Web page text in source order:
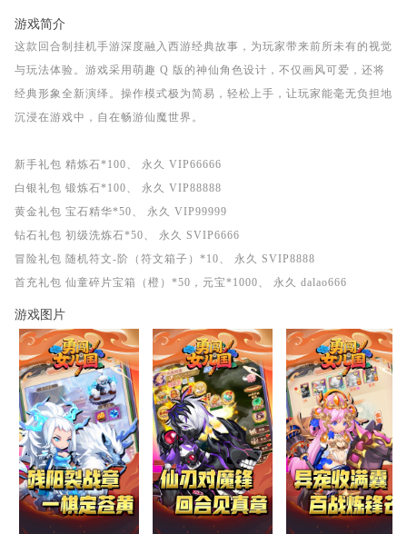
游戏简介
这款回合制挂机手游深度融入西游经典故事，为玩家带来前所未有的视觉
与玩法体验。游戏采用萌趣 Q 版的神仙角色设计，不仅画风可爱，还将
经典形象全新演绎。操作模式极为简易，轻松上手，让玩家能毫无负担地
沉浸在游戏中，自在畅游仙魔世界。
新手礼包 精炼石*100、 永久 VIP66666
白银礼包 锻炼石*100、 永久 VIP88888
黄金礼包 宝石精华*50、 永久 VIP99999
钻石礼包 初级洗炼石*50、 永久 SVIP6666
冒险礼包 随机符文-阶（符文箱子）*10、 永久 SVIP8888
首充礼包 仙童碎片宝箱（橙）*50，元宝*1000、 永久 dalao666
游戏图片